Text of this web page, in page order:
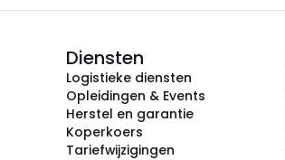
Diensten
Logistieke diensten
Opleidingen & Events
Herstel en garantie
Koperkoers
Tariefwijzigingen